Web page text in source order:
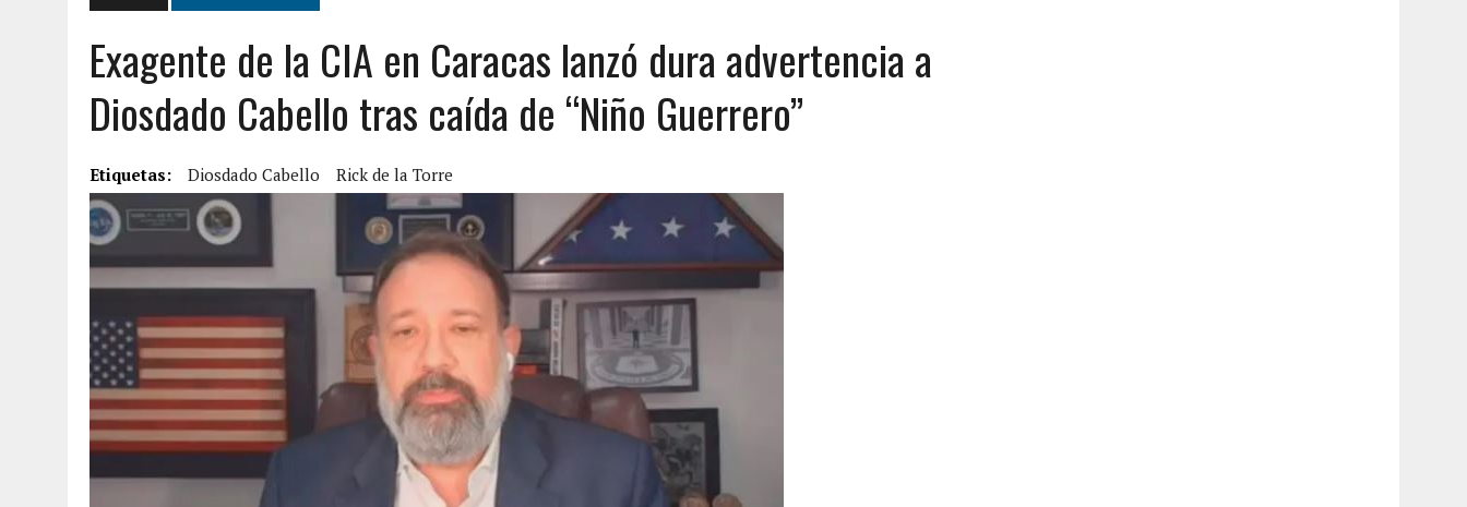
6 AGOSTO, 2026 | MISTERIOSA MUERTE DE MODELO EN MONAGAS: HALLARON EL CUERPO DENTRO DE SU CASA
6 AGOSTO, 2026
BARINAS: ADOLESCENTE SE QUITÓ LA VIDA TRAS SER ACOSADA Y ABUSADA POR LA PAREJA DE SU ABUELA
6 AGOSTO, 2026
CONMOCIÓN EN COLORADO POR ASESINATO DE UNA ADOLESCENTE VENEZOLANA EN REUNIÓN CON AMIGOS
5 AGOSTO, 2026
| PRESUNTO BROTE PSICÓTICO POR FALTA DE TRATAMIENTO DESENCADENÓ TRAGEDIA FAMILIAR
8 AGOSTO, 2026 | BOMBEROS DE CARACAS COMBATIERON INCENDIO DE GRAN MAGNITUD EN ZONA INDUSTRIAL DE EL LLANITO
7 AGOSTO, 2026 | FUGA DE GAS GENERÓ EXPLOSIÓN EN LOCAL COMERCIAL DE CHACAO
Exagente de la CIA en Caracas lanzó dura advertencia a
Diosdado Cabello tras caída de “Niño Guerrero”
Etiquetas: Diosdado Cabello Rick de la Torre